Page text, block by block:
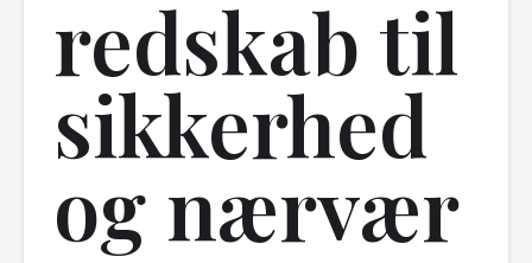
redskab til
sikkerhed
og nærvær